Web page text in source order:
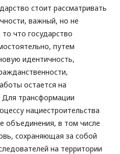
стоит рассматривать
важный, но не
что государство
путем
идентичность,
остается на
Для трансформации
нациестроительства
объединения, в том числе
сохраняющая за собой
на территории